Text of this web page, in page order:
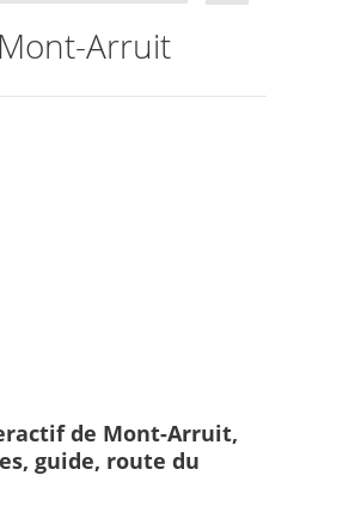
Arruit
de Mont-Arruit,
guide, route du